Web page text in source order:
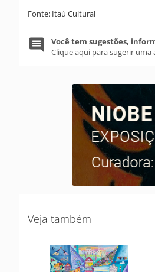
Fonte: Itaú Cultural
Você tem sugestões,
Clique aqui para sugerir
Veja também